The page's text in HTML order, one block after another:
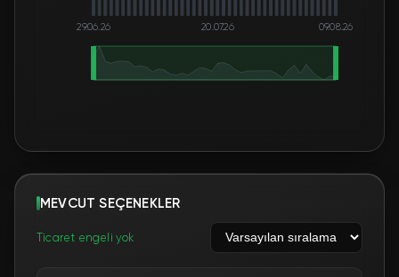
29.06.26 20.07.26 09.08.26
MEVCUT SEÇENEKLER
Ticaret engeli yok